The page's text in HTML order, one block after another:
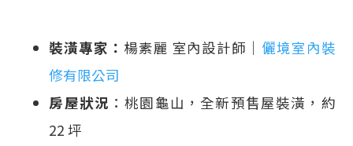
裝潢專家： 楊素麗 室內設計師｜ 儷境室內裝
修有限公司
房屋狀況 ：桃園龜山，全新預售屋裝潢，約
22 坪